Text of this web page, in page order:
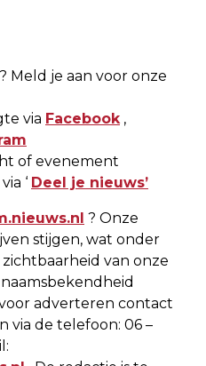
Meld je aan voor onze
via Facebook ,
of evenement
‘ Deel je nieuws’
? Onze
stijgen, wat onder
van onze
adverteren contact
via de telefoon: 06 –